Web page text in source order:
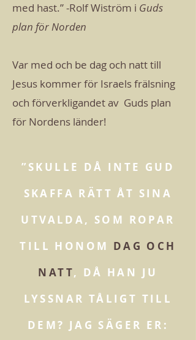
med hast.” -Rolf Wiström i Guds
plan för Norden
Var med och be dag och natt till
Jesus kommer för Israels frälsning
och förverkligandet av Guds plan
för Nordens länder!
”SKULLE DÅ INTE GUD
SKAFFA RÄTT ÅT SINA
UTVALDA, SOM ROPAR
TILL HONOM DAG OCH
NATT, DÅ HAN JU
LYSSNAR TÅLIGT TILL
DEM? JAG SÄGER ER: